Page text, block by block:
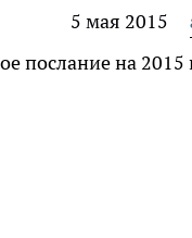
5 мая 2015
послание на 2015